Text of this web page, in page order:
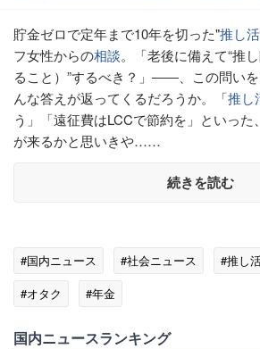
貯金ゼロで定年まで10年を切った"推し活
フ女性からの相談。「老後に備えて“推
ること）”するべき？」――、この問い
んな答えが返ってくるだろうか。「推し
う」「遠征費はLCCで節約を」といった
が来るかと思いきや……
続きを読む
#国内ニュース #社会ニュース #推し
#オタク
#年金
国内ニュースランキング